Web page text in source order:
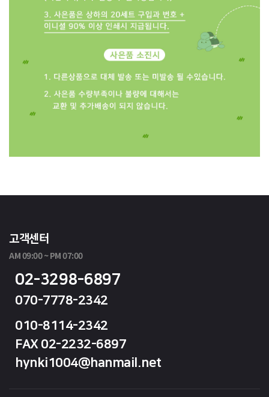
고객센터
AM 09:00 ~ PM 07:00
02-3298-6897
070-7778-2342
010-8114-2342
FAX 02-2232-6897
hynki1004@hanmail.net